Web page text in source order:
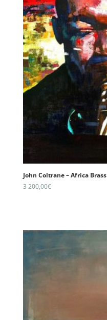
John Coltrane – Africa Brass
3 200,00€